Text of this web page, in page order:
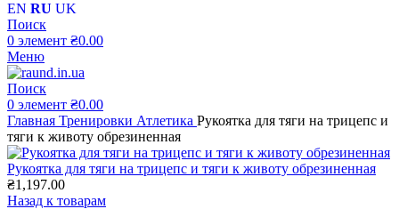
EN RU UK
Поиск
0 элемент ₴0.00
Меню
Поиск
0 элемент ₴0.00
Главная Тренировки Атлетика Рукоятка для тяги на трицепс и
тяги к животу обрезиненная
Рукоятка для тяги на трицепс и тяги к животу обрезиненная
₴1,197.00
Назад к товарам